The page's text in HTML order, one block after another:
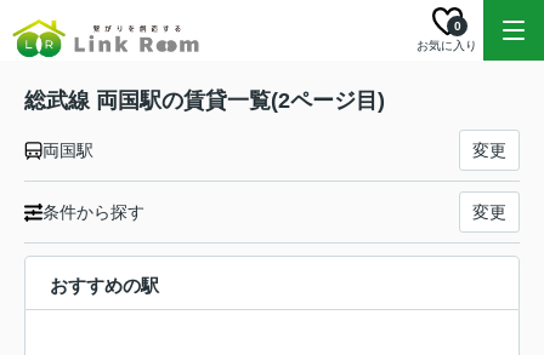
お気に入り
0
総武線 両国駅の賃貸一覧(2ページ目)
両国駅 変更
条件から探す 変更
おすすめの駅